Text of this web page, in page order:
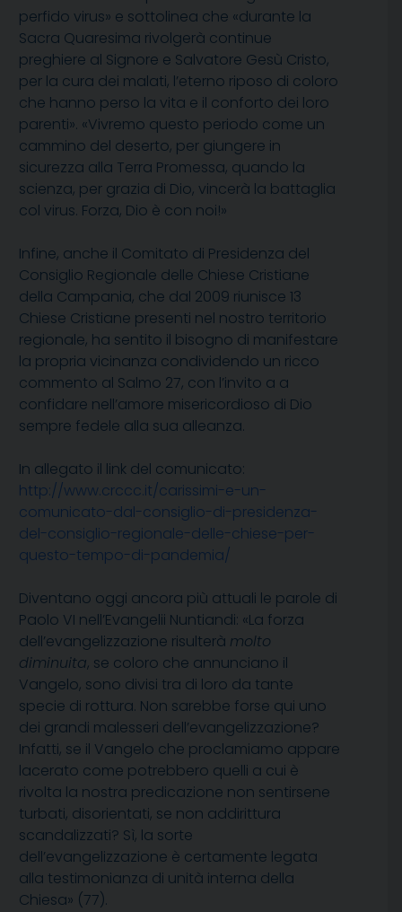
perfido virus» e sottolinea che «durante la
Sacra Quaresima rivolgerà continue
preghiere al Signore e Salvatore Gesù Cristo,
per la cura dei malati, l’eterno riposo di coloro
che hanno perso la vita e il conforto dei loro
parenti». «Vivremo questo periodo come un
cammino del deserto, per giungere in
sicurezza alla Terra Promessa, quando la
scienza, per grazia di Dio, vincerà la battaglia
col virus. Forza, Dio è con noi!»
Infine, anche il Comitato di Presidenza del
Consiglio Regionale delle Chiese Cristiane
della Campania, che dal 2009 riunisce 13
Chiese Cristiane presenti nel nostro territorio
regionale, ha sentito il bisogno di manifestare
la propria vicinanza condividendo un ricco
commento al Salmo 27, con l’invito a a
confidare nell’amore misericordioso di Dio
sempre fedele alla sua alleanza.
In allegato il link del comunicato:
http://www.crccc.it/carissimi-e-un-
comunicato-dal-consiglio-di-presidenza-
del-consiglio-regionale-delle-chiese-per-
questo-tempo-di-pandemia/
Diventano oggi ancora più attuali le parole di
Paolo VI nell’Evangelii Nuntiandi: «La forza
dell’evangelizzazione risulterà molto
diminuita, se coloro che annunciano il
Vangelo, sono divisi tra di loro da tante
specie di rottura. Non sarebbe forse qui uno
dei grandi malesseri dell’evangelizzazione?
Infatti, se il Vangelo che proclamiamo appare
lacerato come potrebbero quelli a cui è
rivolta la nostra predicazione non sentirsene
turbati, disorientati, se non addirittura
scandalizzati? Sì, la sorte
dell’evangelizzazione è certamente legata
alla testimonianza di unità interna della
Chiesa» (77).